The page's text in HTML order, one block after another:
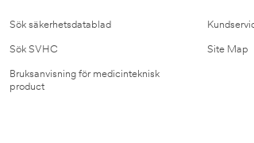
Sök säkerhetsdatablad
Sök SVHC
Bruksanvisning för medicinteknisk
product
Site Map